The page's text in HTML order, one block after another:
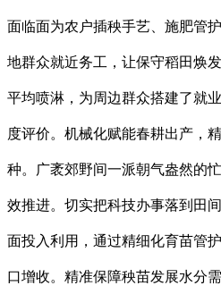
面临面为农户插秧手艺、施肥管
地群众就近务工，让保守稻田焕
平均喷淋，为周边群众搭建了就
度评价。机械化赋能春耕出产，
种。广袤郊野间一派朝气盎然的
效推进。切实把科技办事落到田
面投入利用，通过精细化育苗管
口增收。精准保障秧苗发展水分